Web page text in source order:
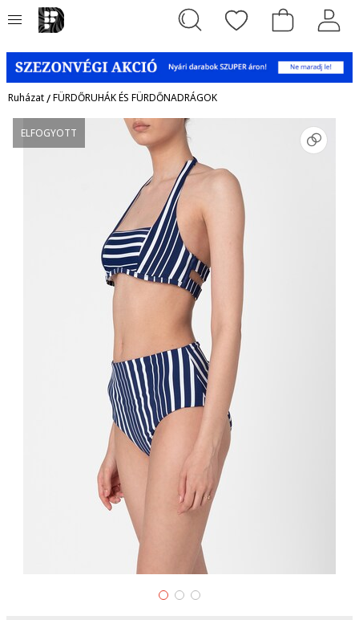
Ruházat/FÜRDŐRUHÁK ÉS FÜRDŐNADRÁGOK
ELFOGYOTT